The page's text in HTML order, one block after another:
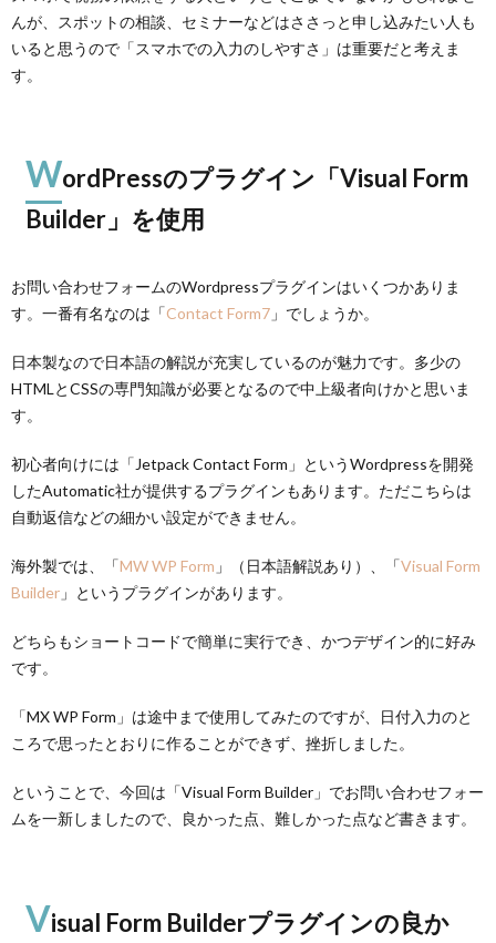
んが、スポットの相談、セミナーなどはささっと申し込みたい人も
いると思うので「スマホでの入力のしやすさ」は重要だと考えま
す。
WordPressのプラグイン「Visual Form
Builder」を使用
お問い合わせフォームのWordpressプラグインはいくつかありま
す。一番有名なのは「Contact Form7 」でしょうか。
日本製なので日本語の解説が充実しているのが魅力です。多少の
HTMLとCSSの専門知識が必要となるので中上級者向けかと思いま
す。
初心者向けには「Jetpack Contact Form」というWordpressを開発
したAutomatic社が提供するプラグインもあります。ただこちらは
自動返信などの細かい設定ができません。
海外製では、「MW WP Form 」（日本語解説あり）、「Visual Form
Builder 」というプラグインがあります。
どちらもショートコードで簡単に実行でき、かつデザイン的に好み
です。
「MX WP Form」は途中まで使用してみたのですが、日付入力のと
ころで思ったとおりに作ることができず、挫折しました。
ということで、今回は「Visual Form Builder」でお問い合わせフォー
ムを一新しましたので、良かった点、難しかった点など書きます。
Visual Form Builderプラグインの良か